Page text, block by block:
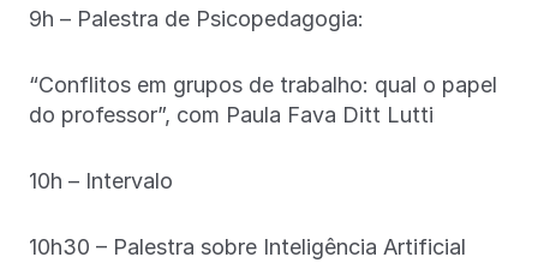
9h – Palestra de Psicopedagogia:
“Conflitos em grupos de trabalho: qual o papel
do professor”, com Paula Fava Ditt Lutti
10h – Intervalo
10h30 – Palestra sobre Inteligência Artificial